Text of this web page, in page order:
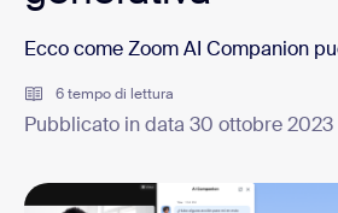
Ecco come Zoom AI Companion
6 tempo di lettura
Pubblicato in data 30 ottobre 2023